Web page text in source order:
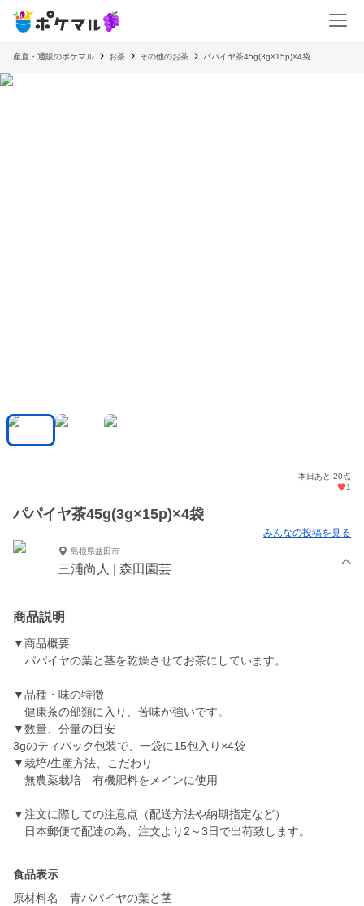
産直・通販のポケマル お茶 その他のお茶 パパイヤ茶45g(3g×15p)×4袋
本日あと 20点
1
パパイヤ茶45g(3g×15p)×4袋
みんなの投稿を見る
島根県益田市
三浦尚人 | 森田園芸
商品説明
▼商品概要
パパイヤの葉と茎を乾燥させてお茶にしています。
▼品種・味の特徴
健康茶の部類に入り、苦味が強いです。
▼数量、分量の目安
3gのティパック包装で、一袋に15包入り×4袋
▼栽培/生産方法、こだわり
無農薬栽培 有機肥料をメインに使用
▼注文に際しての注意点（配送方法や納期指定など）
食品表示
原材料名 青パパイヤの葉と茎